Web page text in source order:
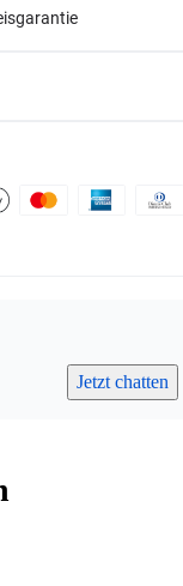
Jetzt chatten